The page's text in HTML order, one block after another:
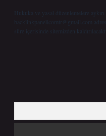
Hukuka ve yasal düzenlemelere
backlinkpanelicomtr@gmail.com
süre içerisinde sitemizden